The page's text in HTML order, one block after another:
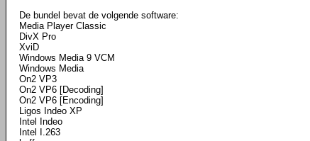
De bundel bevat de volgende software:
Media Player Classic
DivX Pro
XviD
Windows Media 9 VCM
Windows Media
On2 VP3
On2 VP6 [Decoding]
On2 VP6 [Encoding]
Ligos Indeo XP
Intel Indeo
Intel I.263